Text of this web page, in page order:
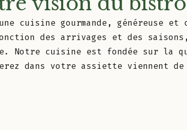
cuisine gourmande,
des arrivages et des
Notre cuisine est fondée sur la
dans votre assiette viennent